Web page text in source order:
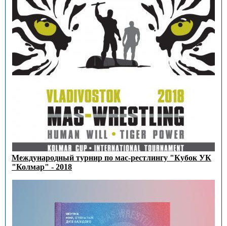
Международный турнир по мас-рестлингу "Кубок УК
"Колмар" - 2018